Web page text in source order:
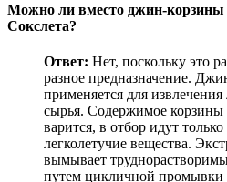
Можно ли вместо джин-корзины
Сокслета?
Ответ: Нет, поскольку это
разное предназначение.
применяется для
сырья. Содержимое корзины
варится, в отбор идут
легколетучие вещества.
вымывает
путем цикличной промывки